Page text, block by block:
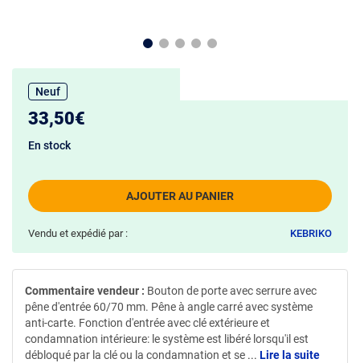
Neuf
33,50€
AJOUTER AU PANIER
En stock
Vendu et expédié par : KEBRIKO
Commentaire vendeur : Bouton de porte avec serrure avec
pêne d'entrée 60/70 mm. Pêne à angle carré avec système
anti-carte. Fonction d'entrée avec clé extérieure et
condamnation intérieure: le système est libéré lorsqu'il est
débloqué par la clé ou la condamnation et se ... Lire la suite